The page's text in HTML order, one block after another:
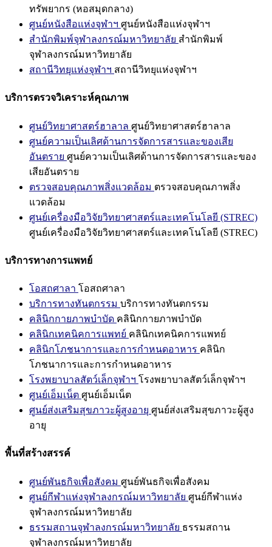
ทรัพยากร (หอสมุดกลาง)
ศูนย์หนังสือแห่งจุฬาฯ ศูนย์หนังสือแห่งจุฬาฯ
สำนักพิมพ์จุฬาลงกรณ์มหาวิทยาลัย สำนักพิมพ์
จุฬาลงกรณ์มหาวิทยาลัย
สถานีวิทยุแห่งจุฬาฯ สถานีวิทยุแห่งจุฬาฯ
บริการตรวจวิเคราะห์คุณภาพ
ศูนย์วิทยาศาสตร์ฮาลาล ศูนย์วิทยาศาสตร์ฮาลาล
ศูนย์ความเป็นเลิศด้านการจัดการสารและของเสีย
อันตราย ศูนย์ความเป็นเลิศด้านการจัดการสารและของ
เสียอันตราย
ตรวจสอบคุณภาพสิ่งแวดล้อม ตรวจสอบคุณภาพสิ่ง
แวดล้อม
ศูนย์เครื่องมือวิจัยวิทยาศาสตร์และเทคโนโลยี (STREC)
ศูนย์เครื่องมือวิจัยวิทยาศาสตร์และเทคโนโลยี (STREC)
บริการทางการแพทย์
โอสถศาลา โอสถศาลา
บริการทางทันตกรรม บริการทางทันตกรรม
คลินิกกายภาพบำบัด คลินิกกายภาพบำบัด
คลินิกเทคนิคการแพทย์ คลินิกเทคนิคการแพทย์
คลินิกโภชนาการและการกำหนดอาหาร คลินิก
โภชนาการและการกำหนดอาหาร
โรงพยาบาลสัตว์เล็กจุฬาฯ โรงพยาบาลสัตว์เล็กจุฬาฯ
ศูนย์เอ็มเน็ต ศูนย์เอ็มเน็ต
ศูนย์ส่งเสริมสุขภาวะผู้สูงอายุ ศูนย์ส่งเสริมสุขภาวะผู้สูง
อายุ
พื้นที่สร้างสรรค์
ศูนย์พันธกิจเพื่อสังคม ศูนย์พันธกิจเพื่อสังคม
ศูนย์กีฬาแห่งจุฬาลงกรณ์มหาวิทยาลัย ศูนย์กีฬาแห่ง
จุฬาลงกรณ์มหาวิทยาลัย
ธรรมสถานจุฬาลงกรณ์มหาวิทยาลัย ธรรมสถาน
จุฬาลงกรณ์มหาวิทยาลัย